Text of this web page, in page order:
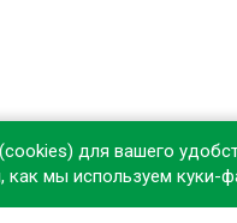
для вашего
как мы используем куки-